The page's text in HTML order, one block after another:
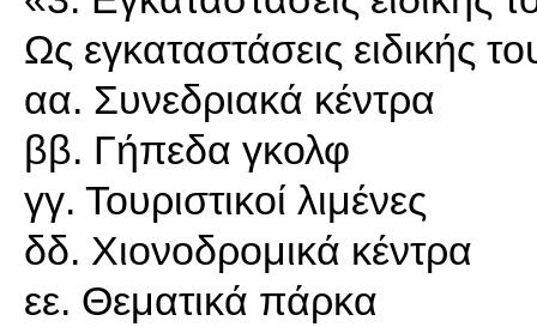
Ως εγκαταστάσεις ειδικής
αα. Συνεδριακά κέντρα
ββ. Γήπεδα γκολφ
γγ. Τουριστικοί λιμένες
δδ. Χιονοδρομικά κέντρα
εε. Θεματικά πάρκα